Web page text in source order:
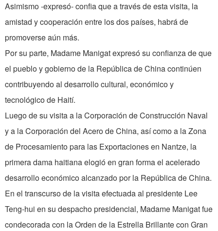
Asimismo -expresó- confia que a través de esta visita, la
amistad y cooperación entre los dos países, habrá de
promoverse aún más.
Por su parte, Madame Manigat expresó su confianza de que
el pueblo y gobierno de la República de China continúen
contribuyendo al desarrollo cultural, económico y
tecnológico de Haití.
Luego de su visita a la Corporación de Construcción Naval
y a la Corporación del Acero de China, así como a la Zona
de Procesamiento para las Exportaciones en Nantze, la
primera dama haitiana elogió en gran forma el acelerado
desarrollo económico alcanzado por la República de China.
En el transcurso de la visita efectuada al presidente Lee
Teng-hui en su despacho presidencial, Madame Manigat fue
condecorada con la Orden de la Estrella Brillante con Gran